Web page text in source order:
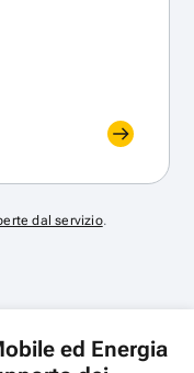
dal servizio.
ed Energia